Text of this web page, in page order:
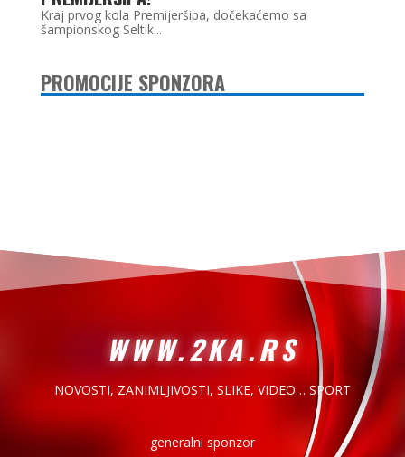
Kraj prvog kola Premijeršipa, dočekaćemo sa
šampionskog Seltik...
PROMOCIJE SPONZORA
WWW.2KA.RS
NOVOSTI, ZANIMLJIVOSTI, SLIKE, VIDEO… SPORT
generalni sponzor